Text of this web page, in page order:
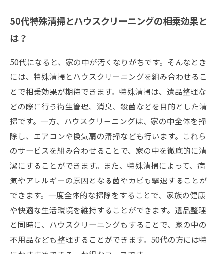
50代特殊清掃とハウスクリーニングでスムーズ
50代特殊清掃とハウスクリーニングの相乗効果と
は？
50代になると、家の中が汚くなりがちです。そんなとき
には、特殊清掃とハウスクリーニングを組み合わせるこ
とで相乗効果が期待できます。特殊清掃は、遺品整理な
どの際に行う衛生管理、消臭、殺菌などを目的とした清
掃です。一方、ハウスクリーニングは、家の中全体を掃
除し、エアコンや換気扇の清掃なども行います。これら
のサービスを組み合わせることで、家の中を徹底的に清
潔にすることができます。また、特殊清掃によって、病
気やアレルギーの原因となる菌やカビも撃退することが
できます。一度全体的な掃除をすることで、家族の健康
や快適な生活環境を維持することができます。遺品整理
と同時に、ハウスクリーニングもすることで、家の中の
不用品なども整理することができます。50代の方には特